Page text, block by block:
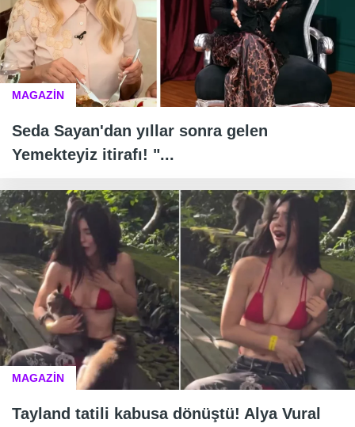
MAGAZİN
Seda Sayan'dan yıllar sonra gelen
Yemekteyiz itirafı! "...
MAGAZİN
Tayland tatili kabusa dönüştü! Alya Vural